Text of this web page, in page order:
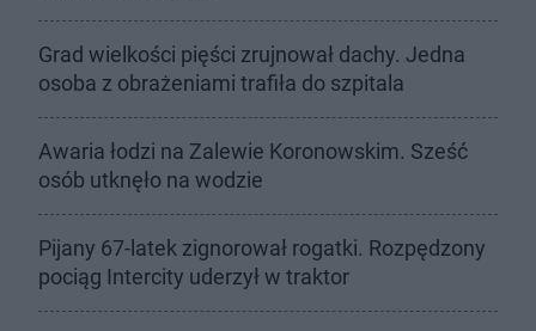
Grad wielkości pięści zrujnował dachy. Jedna
osoba z obrażeniami trafiła do szpitala
Awaria łodzi na Zalewie Koronowskim. Sześć
osób utknęło na wodzie
Pijany 67-latek zignorował rogatki. Rozpędzony
pociąg Intercity uderzył w traktor